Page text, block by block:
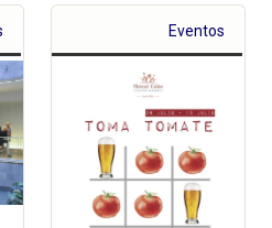
navideñas.
Eventos